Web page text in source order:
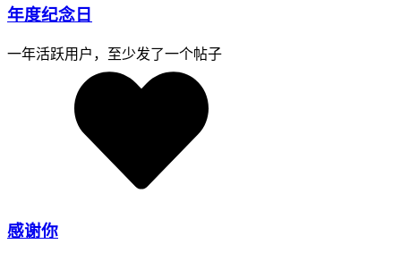
年度纪念日
一年活跃用户，至少发了一个帖子
感谢你